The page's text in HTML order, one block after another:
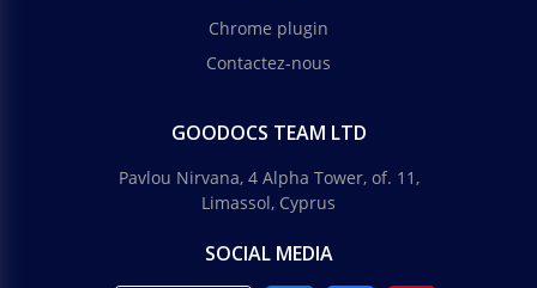
Chrome plugin
Contactez-nous
GOODOCS TEAM LTD
Pavlou Nirvana, 4 Alpha Tower, of. 11,
Limassol, Cyprus
SOCIAL MEDIA